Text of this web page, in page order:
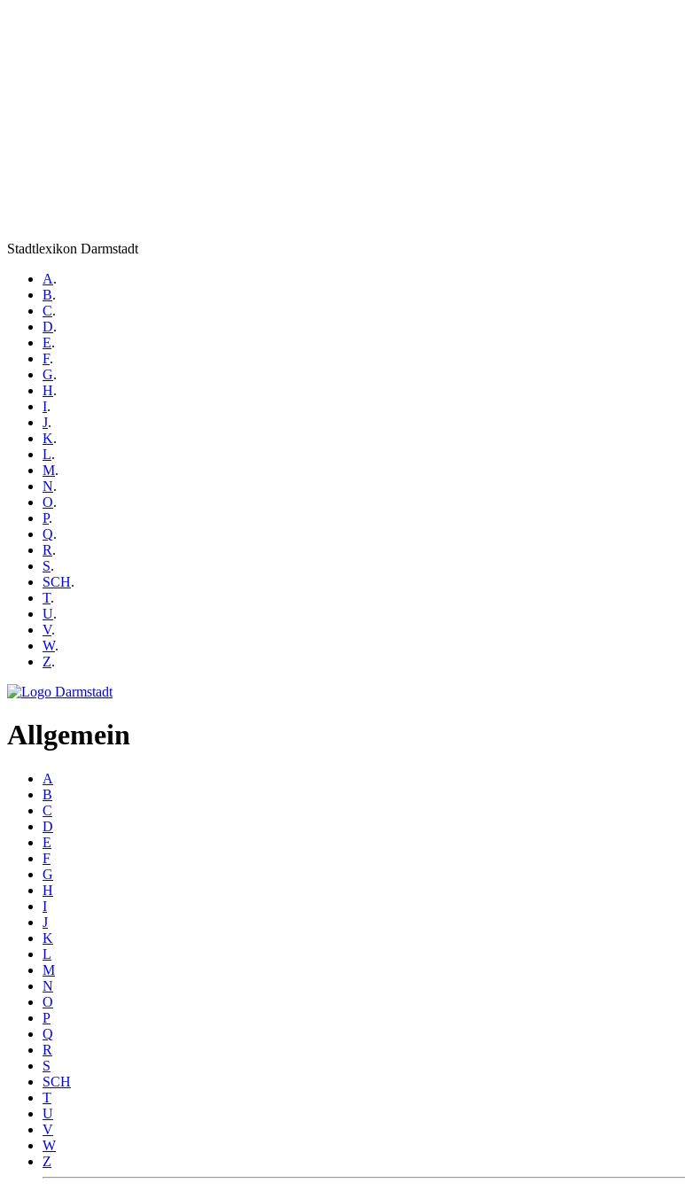
Stadtlexikon Darmstadt
A.
B.
C.
D.
E.
F.
G.
H.
I.
J.
K.
L.
M.
N.
O.
P.
Q.
R.
S.
SCH.
T.
U.
V.
W.
Z.
Allgemein
A
B
C
D
E
F
G
H
I
J
K
L
M
N
O
P
Q
R
S
SCH
T
U
V
W
Z